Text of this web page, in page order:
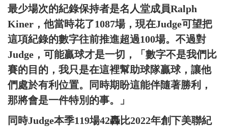
最少場次的紀錄保持者是名人堂成員Ralph
Kiner，他當時花了1087場，現在Judge可望把
這項紀錄的數字往前推進超過100場。不過對
Judge，可能贏球才是一切，「數字不是我們比
賽的目的，我只是在這裡幫助球隊贏球，讓他
們處於有利位置。同時期盼這能伴隨著勝利，
那將會是一件特別的事。」
同時Judge本季119場42轟比2022年創下美聯紀